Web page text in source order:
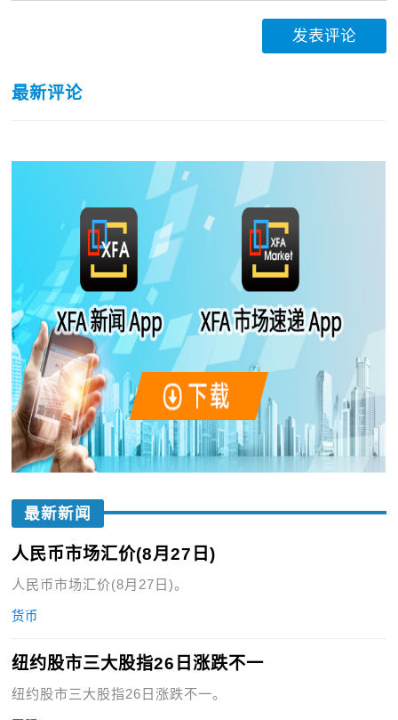
发表评论
最新评论
最新新闻
人民币市场汇价(8月27日)
人民币市场汇价(8月27日)。
货币
纽约股市三大股指26日涨跌不一
纽约股市三大股指26日涨跌不一。